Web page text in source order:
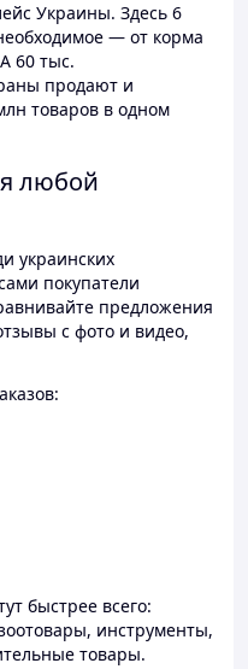
Украины. Здесь 6
— от корма
60 тыс.
продают и
товаров в одном
любой
украинских
покупатели
предложения
с фото и видео,
быстрее всего:
инструменты,
товары.